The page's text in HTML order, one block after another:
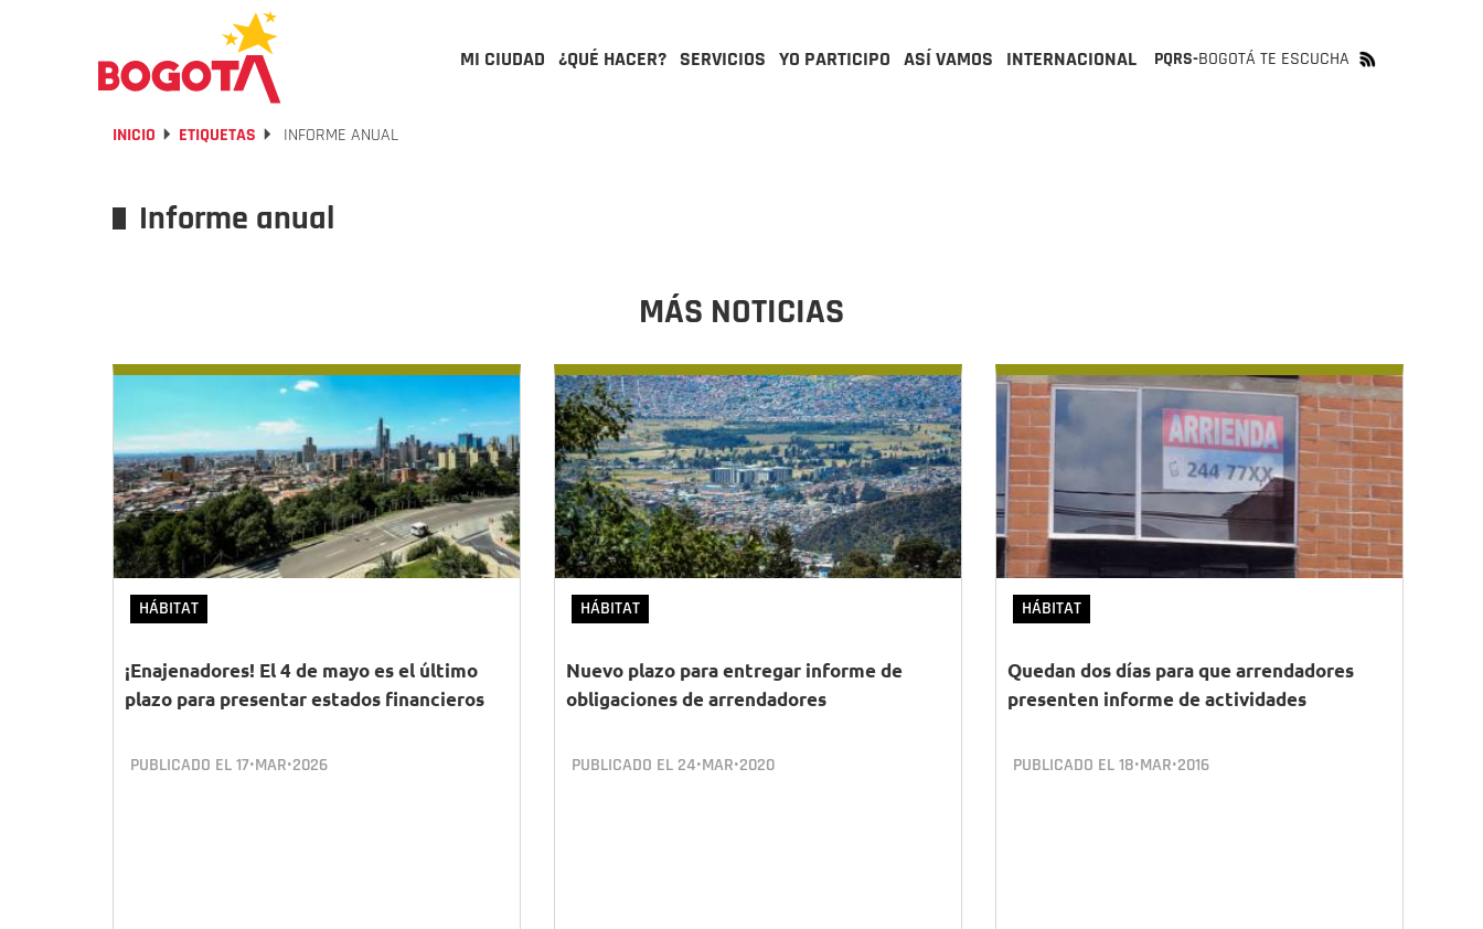
MI CIUDAD ¿QUÉ HACER? SERVICIOS YO PARTICIPO ASÍ VAMOS INTERNACIONAL PQRS-BOGOTÁ TE ESCUCHA
INICIO ETIQUETAS INFORME ANUAL
Informe anual
MÁS NOTICIAS
HÁBITAT
¡Enajenadores! El 4 de mayo es el último
plazo para presentar estados financieros
PUBLICADO EL17•MAR•2026
HÁBITAT
Nuevo plazo para entregar informe de
obligaciones de arrendadores
PUBLICADO EL 24•MAR•2020
HÁBITAT
Quedan dos días para que arrendadores
presenten informe de actividades
PUBLICADO EL18•MAR•2016